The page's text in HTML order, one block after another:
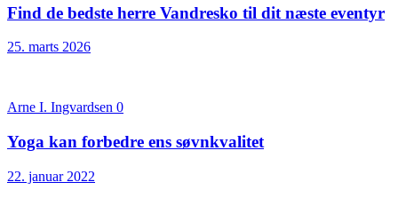
Find de bedste herre Vandresko til dit næste eventyr
25. marts 2026
Arne I. Ingvardsen 0
Yoga kan forbedre ens søvnkvalitet
22. januar 2022